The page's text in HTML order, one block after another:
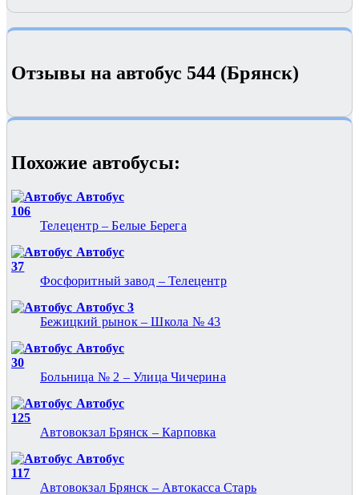
Отзывы на автобус 544 (Брянск)
Похожие автобуcы:
Автобус
106
Телецентр – Белые Берега
Автобус
37
Фосфоритный завод – Телецентр
Автобус 3
Бежицкий рынок – Школа № 43
Автобус
30
Больница № 2 – Улица Чичерина
Автобус
125
Автовокзал Брянск – Карповка
Автобус
117
Автовокзал Брянск – Автокасса Старь